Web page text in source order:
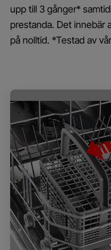
upp till 3 gånger*
prestanda. Det innebär
på nolltid. *Testad av